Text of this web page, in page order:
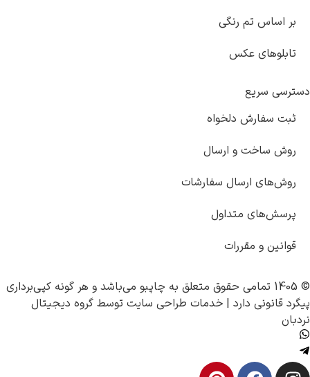
بر اساس تم رنگی
تابلوهای عکس
دسترسی سریع
ثبت سفارش دلخواه
روش ساخت و ارسال
روش‌های ارسال سفارشات
پرسش‌های متداول
قوانین و مقررات
© 1405 تمامی حقوق متعلق به چاپبو می‌باشد و هر گونه کپی‌برداری
پیگرد قانونی دارد | خدمات طراحی سایت توسط گروه دیجیتال
نردبان